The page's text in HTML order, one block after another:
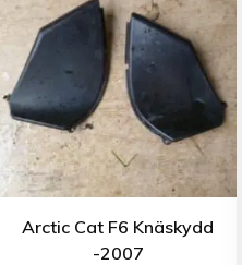
Arctic Cat F6 Knäskydd
-2007